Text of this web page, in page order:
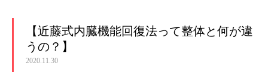
【近藤式内臓機能回復法って整体と何が違
うの？】
2020.11.30